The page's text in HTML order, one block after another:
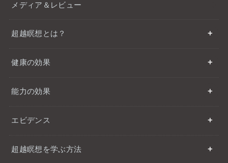
メディア＆レビュー
超越瞑想とは？
健康の効果
能力の効果
エビデンス
超越瞑想を学ぶ方法